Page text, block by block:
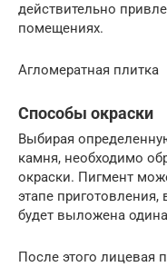
действительно
помещениях.
Агломератная плитка
Способы окраски
Выбирая
камня, необходимо
окраски. Пигмент
этапе приготовления,
будет выложена
После этого лицевая